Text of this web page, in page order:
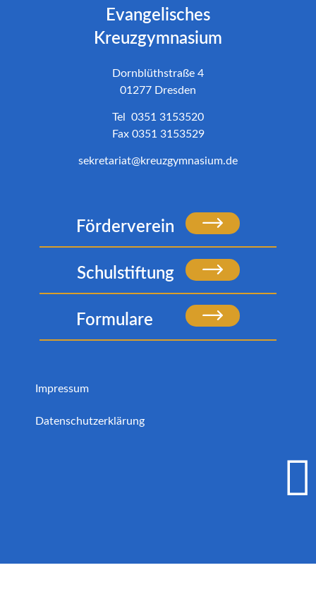
Evangelisches
Kreuzgymnasium
Dornblüthstraße 4
01277 Dresden
Tel 0351 3153520
Fax 0351 3153529
sekretariat@kreuzgymnasium.de
Förderverein
Schulstiftung
Formulare
Impressum
Datenschutzerklärung